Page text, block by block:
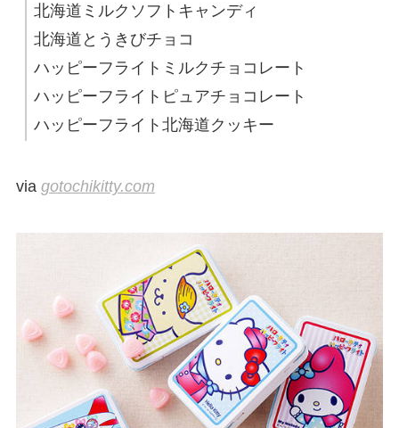
北海道ミルクソフトキャンディ
北海道とうきびチョコ
ハッピーフライトミルクチョコレート
ハッピーフライトピュアチョコレート
ハッピーフライト北海道クッキー
via gotochikitty.com